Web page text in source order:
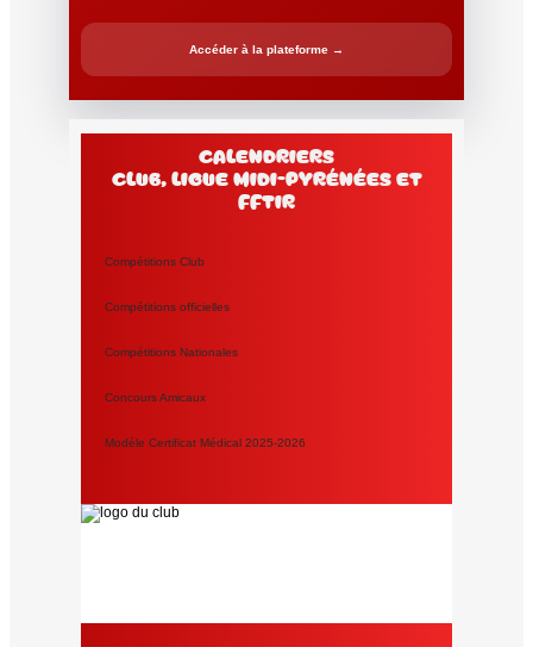
Accéder à la plateforme →
Calendriers
club, Ligue Midi-Pyrénées et
FFtir
Compétitions Club
Compétitions officielles
Compétitions Nationales
Concours Amicaux
Modèle Certificat Médical 2025-2026